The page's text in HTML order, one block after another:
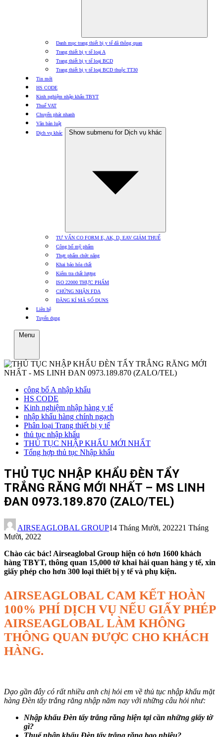
Danh mục trang thiết bị y tế đã thông quan
Trang thiết bị y tế loại A
Trang thiết bị y tế loại BCD
Trang thiết bị y tế loại BCD thuộc TT30
Tin mới
HS CODE
Kinh nghiệm nhập khẩu TBYT
Thuế VAT
Chuyển phát nhanh
Văn bản luật
Dịch vụ khác
Show submenu for Dịch vụ khác
TƯ VẤN CO FORM E, AK, D, EAV GIẢM THUẾ
Công bố mỹ phẩm
Thực phẩm chức năng
Khai báo hóa chất
Kiểm tra chất lượng
ISO 22000 THỰC PHẨM
CHỨNG NHẬN FDA
ĐĂNG KÍ MÃ SỐ DUNS
Liên hệ
Tuyển dụng
Menu
công bố A nhập khẩu
HS CODE
Kinh nghiệm nhập hàng y tế
nhập khẩu hàng chính ngạch
Phân loại Trang thiết bị y tế
thủ tục nhập khẩu
THỦ TỤC NHẬP KHẨU MỚI NHẤT
Tổng hợp thủ tục Nhập khẩu
THỦ TỤC NHẬP KHẨU ĐÈN TẨY
TRẮNG RĂNG MỚI NHẤT – MS LINH
ĐAN 0973.189.870 (ZALO/TEL)
AIRSEAGLOBAL GROUP14 Tháng Mười, 202221 Tháng
Mười, 2022
Chào các bác! Airseaglobal Group hiện có hơn 1600 khách
hàng TBYT, thông quan 15,000 tờ khai hải quan hàng y tế, xin
giấy phép cho hơn 300 loại thiết bị y tế và phụ kiện.
AIRSEAGLOBAL CAM KẾT HOÀN
100% PHÍ DỊCH VỤ NẾU GIẤY PHÉP
AIRSEAGLOBAL LÀM KHÔNG
THÔNG QUAN ĐƯỢC CHO KHÁCH
HÀNG.
Dạo gần đây có rất nhiều anh chị hỏi em về thủ tục nhập khẩu mặt
hàng Đèn tẩy trắng răng nhập năm nay với những câu hỏi như:
Nhập khẩu Đèn tẩy trắng răng hiện tại cần những giấy tờ
gì?
Thuế nhập khẩu Đèn tẩy trắng răng bao nhiêu?